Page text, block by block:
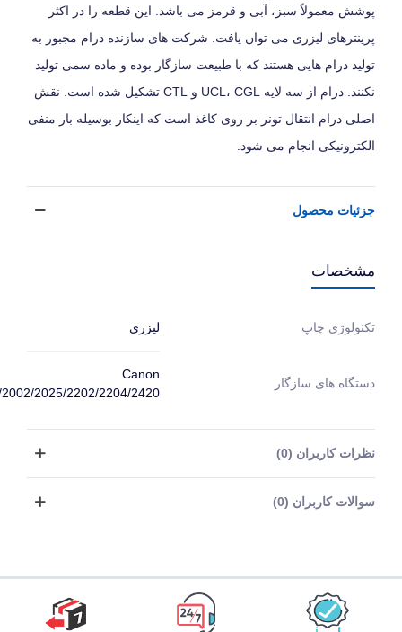
پوشش معمولاً سبز، آبی و قرمز می باشد. این قطعه را در اکثر
پرینترهای لیزری می توان یافت. شرکت های سازنده درام مجبور به
تولید درام هایی هستند که با طبیعت سازگار بوده و ماده سمی تولید
نکنند. درام از سه لایه UCL، CGL و CTL تشکیل شده است. نقش
اصلی درام انتقال تونر بر روی کاغذ است که اینکار بوسیله بار منفی
الکترونیکی انجام می شود.
جزئیات محصول
مشخصات
تکنولوژی چاپ لیزری
دستگاه های سازگار
Canon
2025/2202/2204/2420
نظرات کاربران (0)
سوالات کاربران (0)